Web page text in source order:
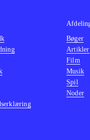
Bøger
Artikler
Film
Musik
Spil
Noder